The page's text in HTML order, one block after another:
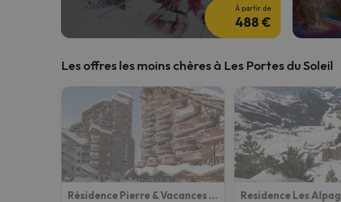
Il semble que notre chercheur se soit égaré. Dès qu'il aura
À partir de
488 €
Les offres les moins chères à Les Portes du Soleil
Résidence Pierre & Vacances Le Saskia Falaise